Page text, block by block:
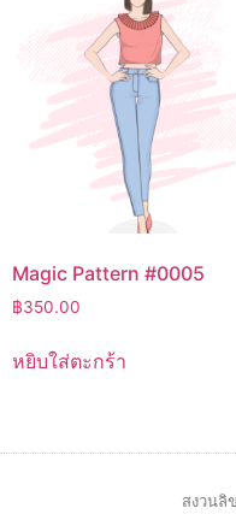
Magic Pattern #0005
฿350.00
หยิบใส่ตะกร้า
สงวนลิ